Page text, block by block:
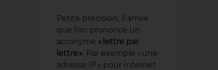
Petite précision, il arrive
que l’on prononce un
acronyme « lettre par
lettre ». Par exemple « une
adresse IP » pour Internet